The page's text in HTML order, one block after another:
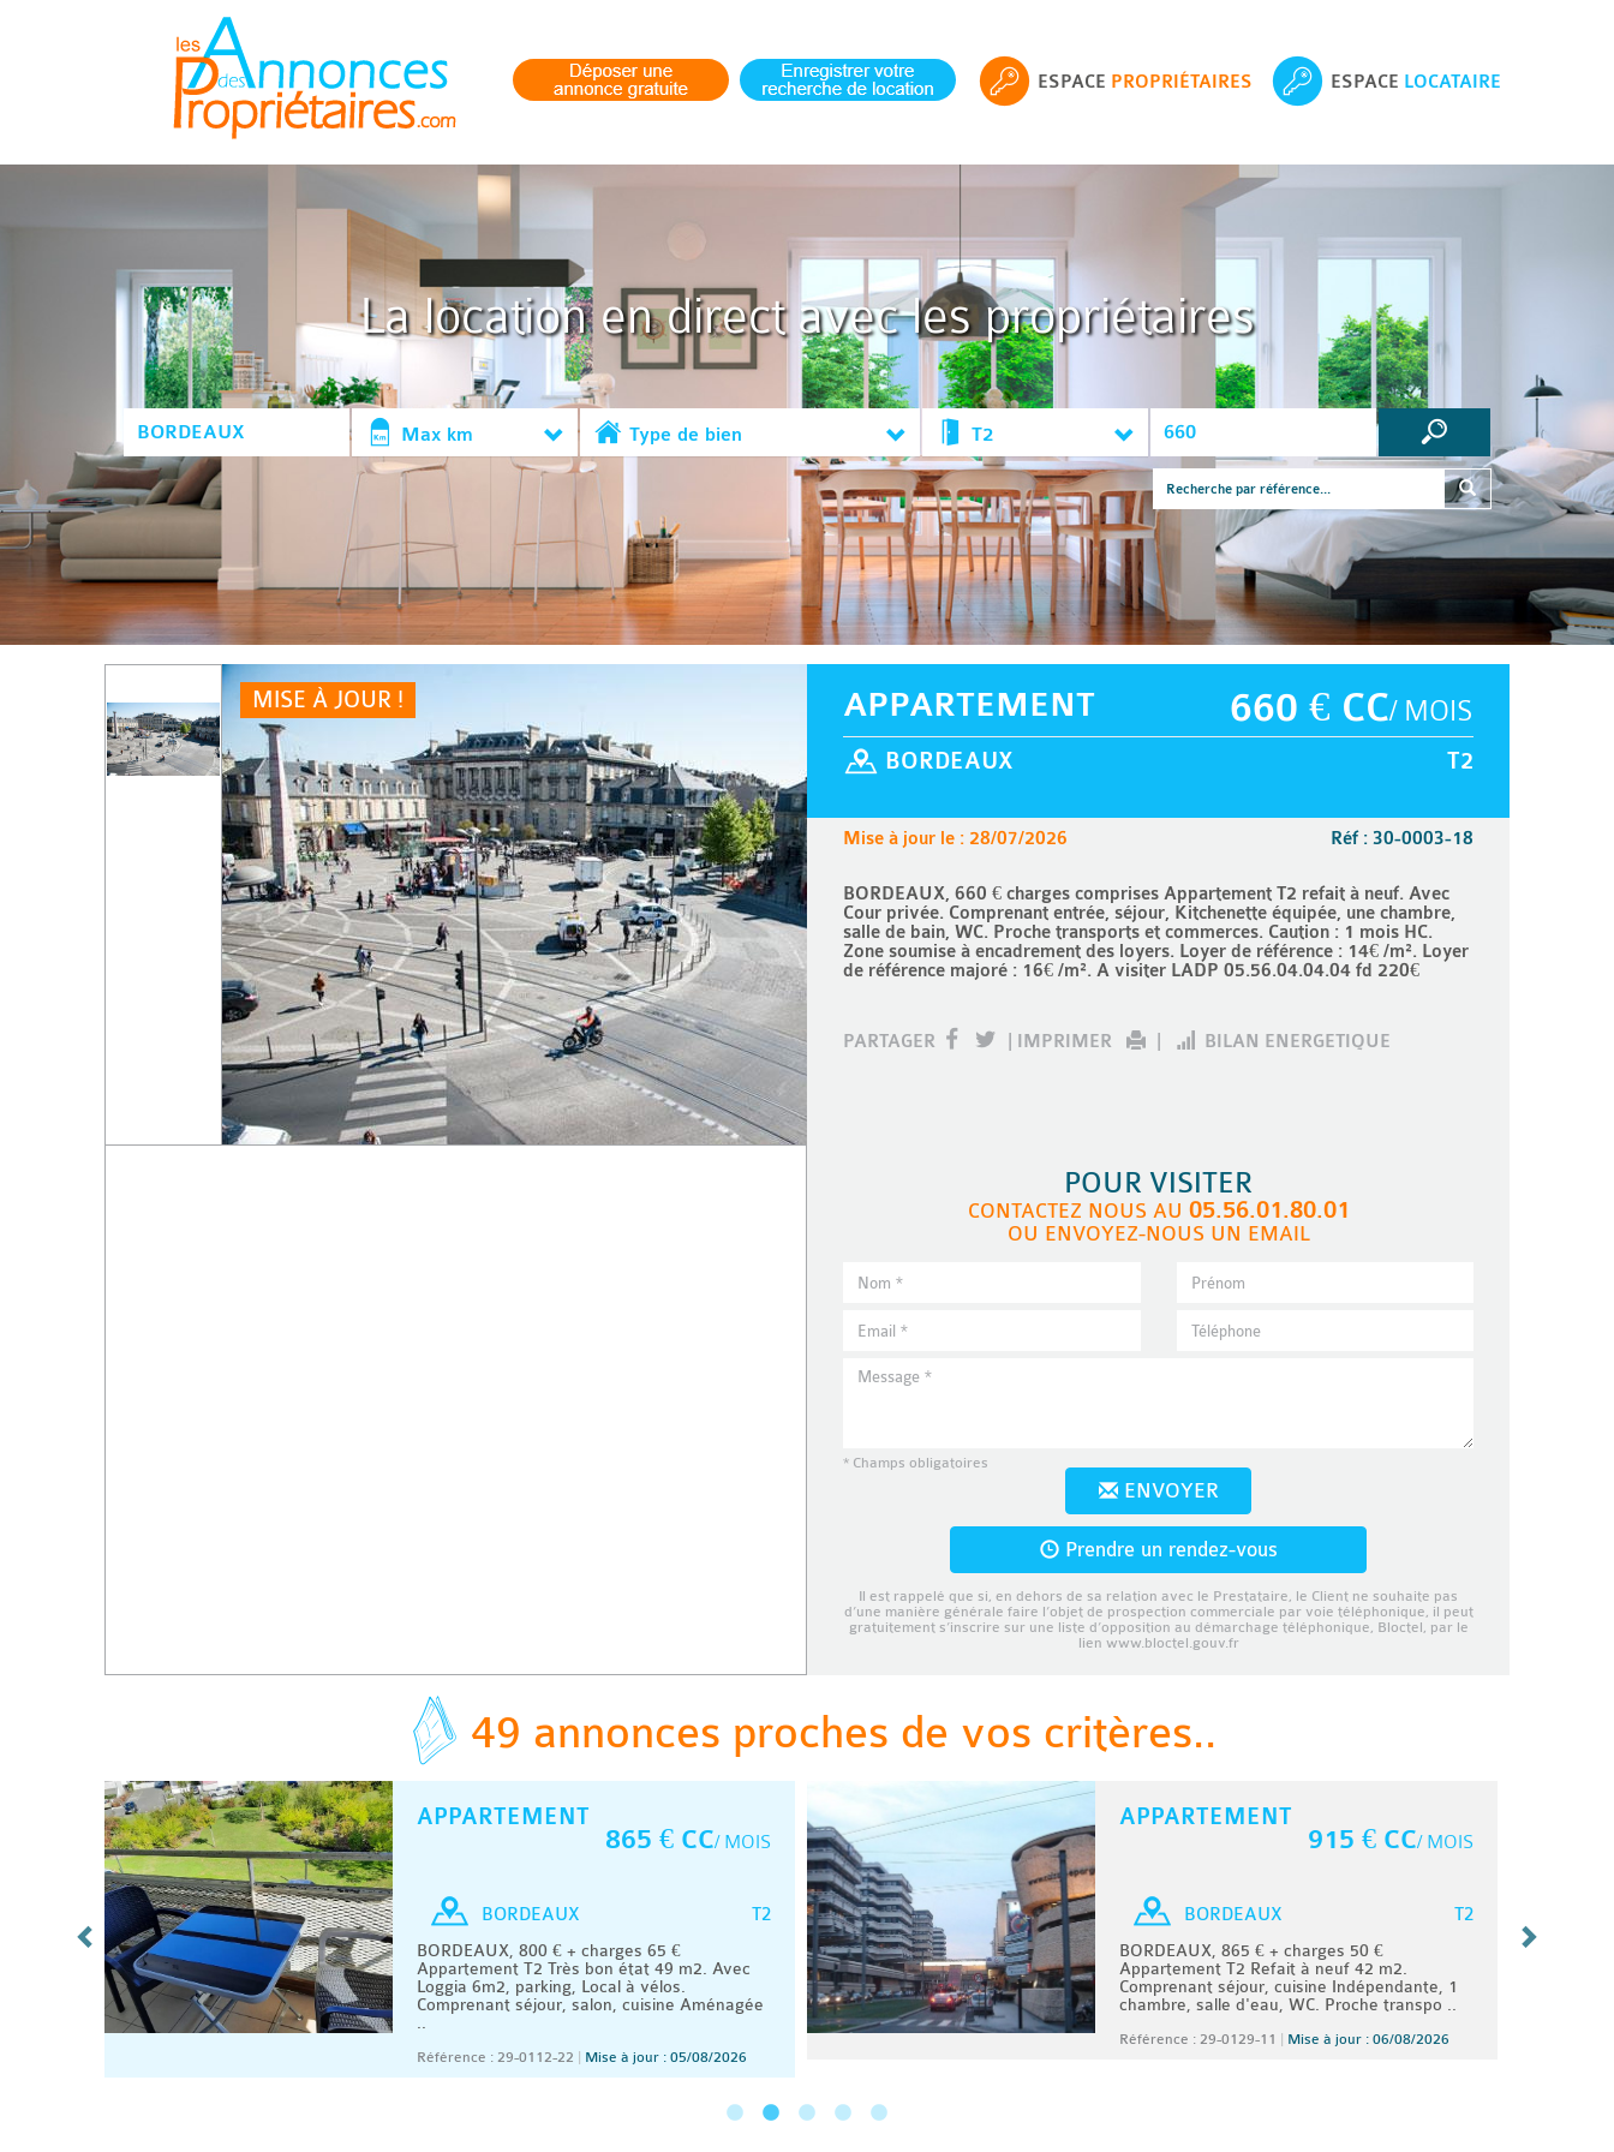
ESPACE PROPRIÉTAIRES ESPACE LOCATAIRE
La location en direct avec les propriétaires
Max km Type de bien T2
MISE À JOUR ! 660 € CC/ MOIS
APPARTEMENT
T2
BORDEAUX
Réf : 30-0003-18
Mise à jour le : 28/07/2026
BORDEAUX, 660 € charges comprises Appartement T2 refait à neuf. Avec
Cour privée. Comprenant entrée, séjour, Kitchenette équipée, une chambre,
salle de bain, WC. Proche transports et commerces. Caution : 1 mois HC.
Zone soumise à encadrement des loyers. Loyer de référence : 14€ /m². Loyer
de référence majoré : 16€ /m². A visiter LADP 05.56.04.04.04 fd 220€
PARTAGER IMPRIMER BILAN ENERGETIQUE
POUR VISITER
CONTACTEZ NOUS AU 05.56.01.80.01
OU ENVOYEZ-NOUS UN EMAIL
* Champs obligatoires
ENVOYER
Prendre un rendez-vous
Il est rappelé que si, en dehors de sa relation avec le Prestataire, le Client ne souhaite pas
d’une manière générale faire l’objet de prospection commerciale par voie téléphonique, il peut
gratuitement s’inscrire sur une liste d’opposition au démarchage téléphonique, Bloctel, par le
lien www.bloctel.gouv.fr
49 annonces proches de vos critères..
APPARTEMENT
865 € CC/ MOIS
T2
BORDEAUX
BORDEAUX, 800 € + charges 65 €
Appartement T2 Très bon état 49 m2. Avec
Loggia 6m2, parking, Local à vélos.
Comprenant séjour, salon, cuisine Aménagée
..
Référence : 29-0112-22 Mise à jour : 05/08/2026
APPARTEMENT
915 € CC/ MOIS
T2
BORDEAUX
BORDEAUX, 865 € + charges 50 €
Appartement T2 Refait à neuf 42 m2.
Comprenant séjour, cuisine Indépendante, 1
chambre, salle d'eau, WC. Proche transpo ..
Référence : 29-0129-11 Mise à jour : 06/08/2026